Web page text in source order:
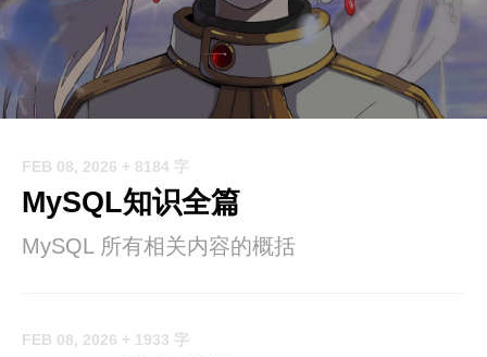
FEB 08, 2026 + 8184 字
MySQL知识全篇
MySQL 所有相关内容的概括
FEB 08, 2026 + 1933 字